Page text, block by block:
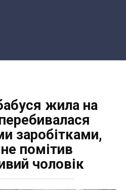
жила на
заробітками,
помітив
чоловік